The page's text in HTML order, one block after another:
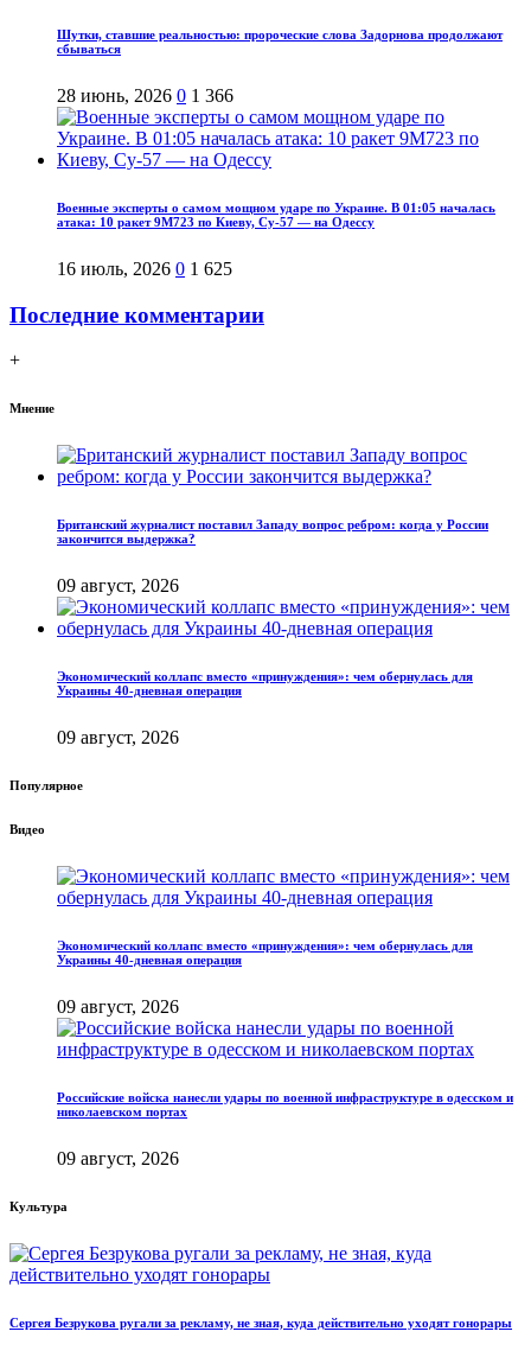
Шутки, ставшие реальностью: пророческие слова Задорнова продолжают
сбываться
28 июнь, 2026 0 1 366
Военные эксперты о самом мощном ударе по Украине. В 01:05 началась
атака: 10 ракет 9М723 по Киеву, Су-57 — на Одессу
16 июль, 2026 0 1 625
Последние комментарии
+
Мнение
Британский журналист поставил Западу вопрос ребром: когда у России
закончится выдержка?
09 август, 2026
Экономический коллапс вместо «принуждения»: чем обернулась для
Украины 40-дневная операция
09 август, 2026
Популярное
Видео
Экономический коллапс вместо «принуждения»: чем обернулась для
Украины 40-дневная операция
09 август, 2026
Российские войска нанесли удары по военной инфраструктуре в одесском и
николаевском портах
09 август, 2026
Культура
Сергея Безрукова ругали за рекламу, не зная, куда действительно уходят гонорары